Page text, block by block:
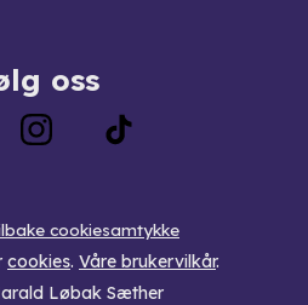
oss
cookiesamtykke
cookies. Våre brukervilkår.
Løbak Sæther